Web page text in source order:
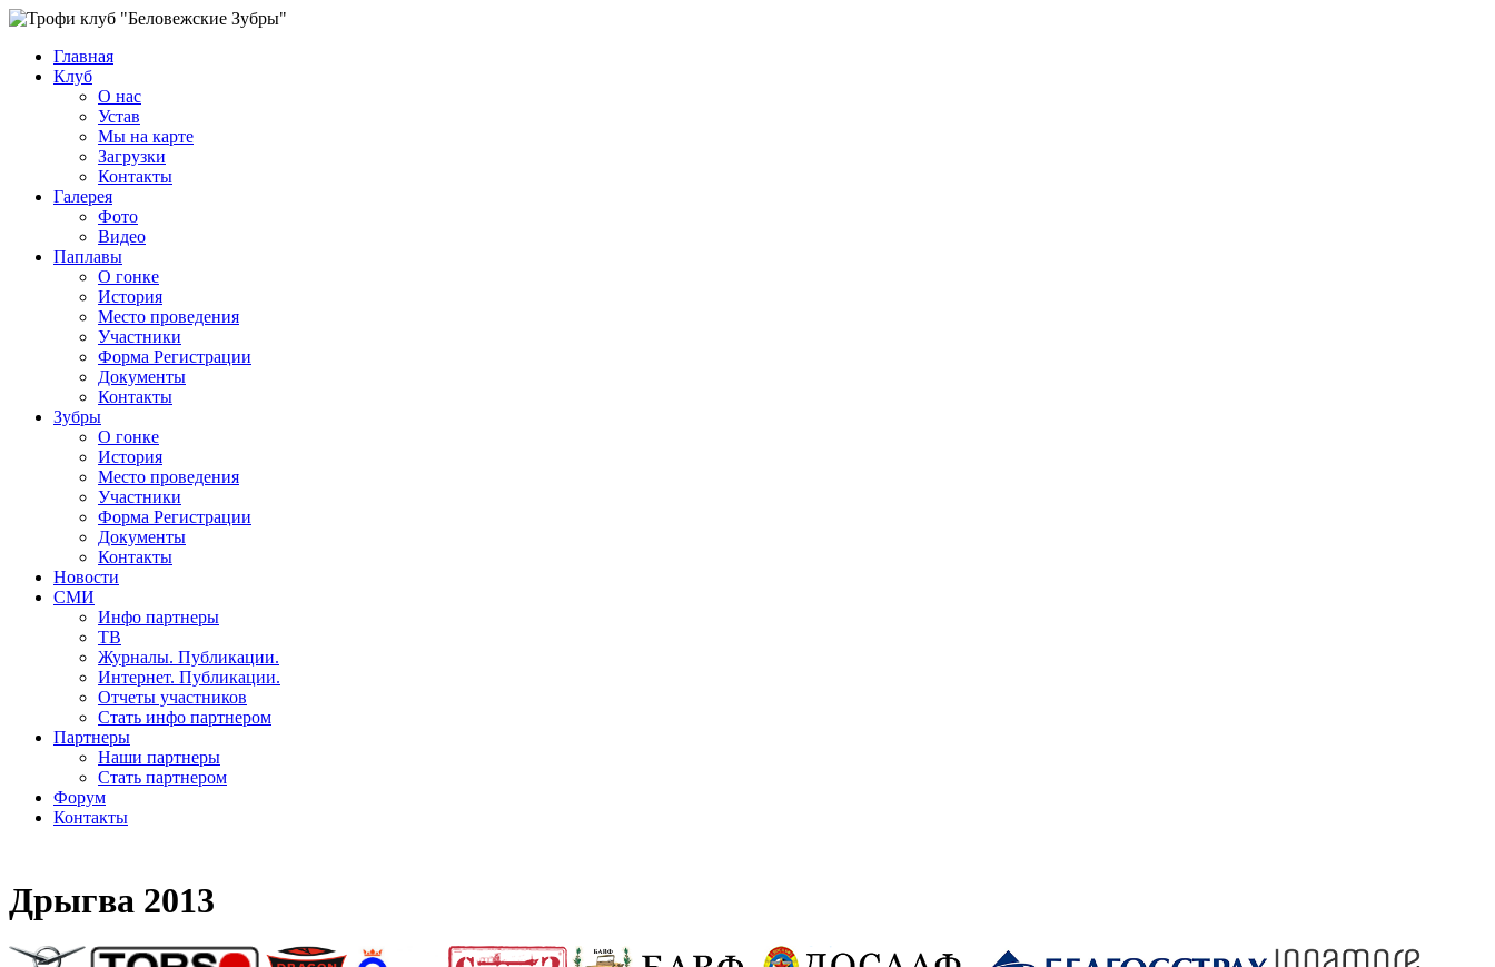
Главная
Клуб
О нас
Устав
Мы на карте
Загрузки
Контакты
Галерея
Фото
Видео
Паплавы
О гонке
История
Место проведения
Участники
Форма Регистрации
Документы
Контакты
Зубры
О гонке
История
Место проведения
Участники
Форма Регистрации
Документы
Контакты
Новости
СМИ
Инфо партнеры
ТВ
Журналы. Публикации.
Интернет. Публикации.
Отчеты участников
Стать инфо партнером
Партнеры
Наши партнеры
Стать партнером
Форум
Контакты
Дрыгва 2013